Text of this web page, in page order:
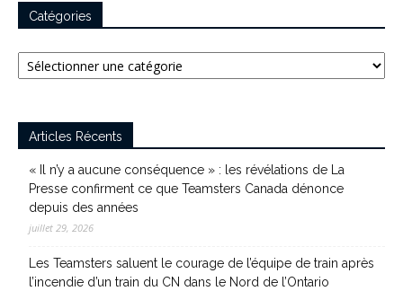
Catégories
Catégories
Articles Récents
« Il n’y a aucune conséquence » : les révélations de La
Presse confirment ce que Teamsters Canada dénonce
depuis des années
juillet 29, 2026
Les Teamsters saluent le courage de l’équipe de train après
l’incendie d’un train du CN dans le Nord de l’Ontario